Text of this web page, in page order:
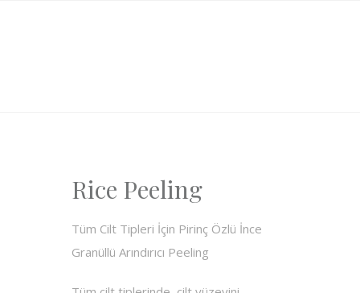
Rice Peeling
Tüm Cilt Tipleri İçin Pirinç Özlü İnce
Granüllü Arındırıcı Peeling